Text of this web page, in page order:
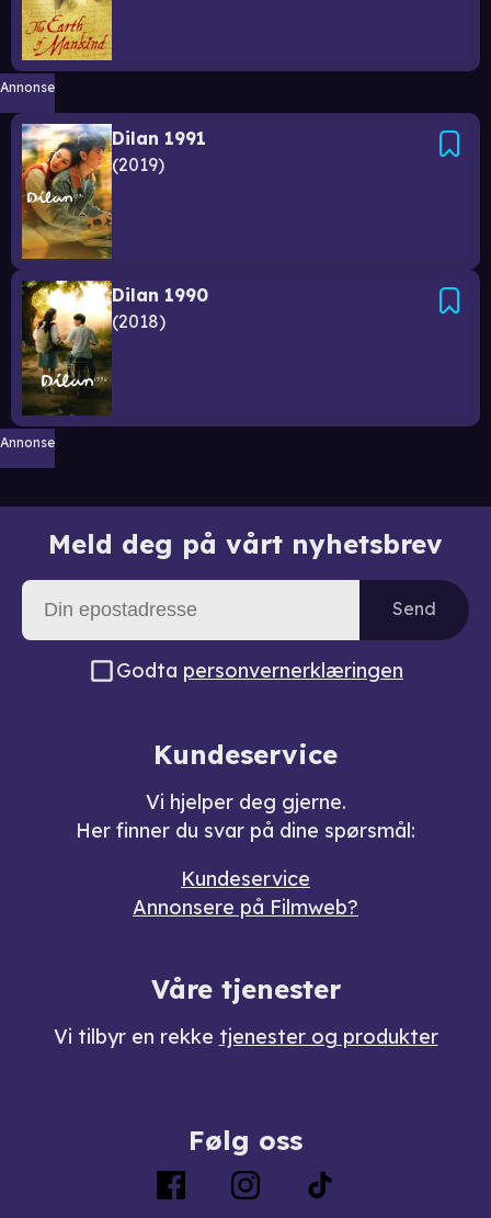
Annonse
Dilan 1991
2019
Dilan 1990
2018
Annonse
Meld deg på vårt nyhetsbrev
Send
Godta personvernerklæringen
Kundeservice
Vi hjelper deg gjerne.
Her finner du svar på dine spørsmål:
Kundeservice
Annonsere på Filmweb?
Våre tjenester
Vi tilbyr en rekke tjenester og produkter
Følg oss